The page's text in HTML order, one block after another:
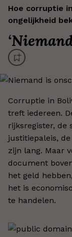
Hoe corruptie
ongelijkheid
‘
Corruptie in
treft iedereen.
rijksregister, de
justitiepaleis,
zijn lang. Maar
document
het geld
het is
te handelen.